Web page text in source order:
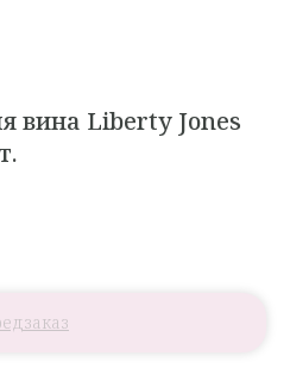
вина Liberty Jones